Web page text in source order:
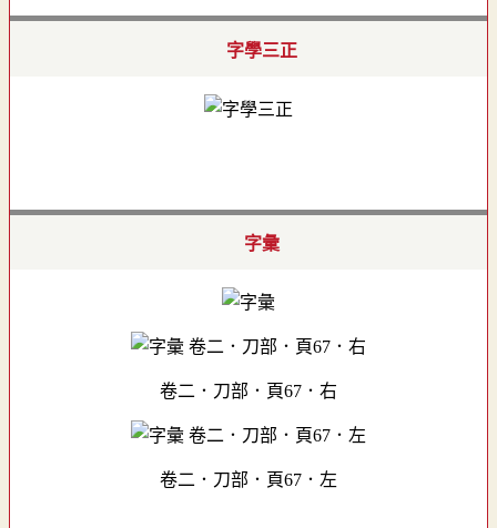
字學三正
字彙
卷二．刀部．頁67．右
卷二．刀部．頁67．左